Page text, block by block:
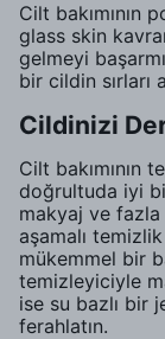
Cilt bakımının
glass skin
gelmeyi
bir cildin sırları
Cildinizi
Cilt bakımının
doğrultuda iyi
makyaj ve fazla
aşamalı
mükemmel bir
temizleyiciyle
ise su bazlı bir
ferahlatın.